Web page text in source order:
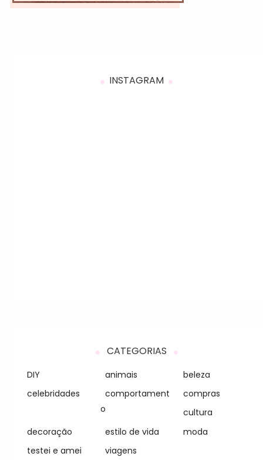
INSTAGRAM
CATEGORIAS
DIY animais
beleza
celebridades
comportament
o
compras
cultura
decoração
estilo de vida
moda
testei e amei
viagens